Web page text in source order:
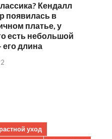
Кендалл
появилась в
платье, у
есть небольшой
его длина
уход